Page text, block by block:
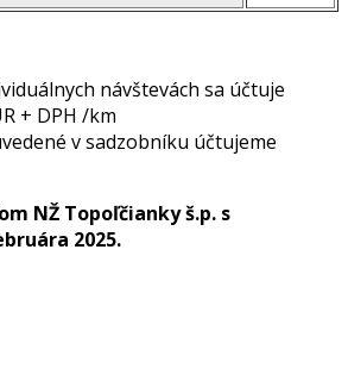
návštevách sa účtuje
+ DPH /km
v sadzobníku účtujeme
NŽ Topoľčianky š.p. s
2025.